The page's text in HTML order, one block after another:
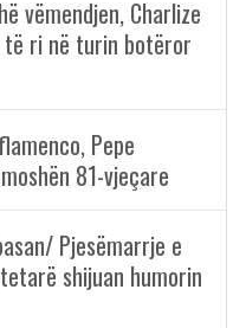
vëmendjen, Charlize
të ri në turin botëror
Pepe
81-vjeçare
Pjesëmarrje e
shijuan humorin